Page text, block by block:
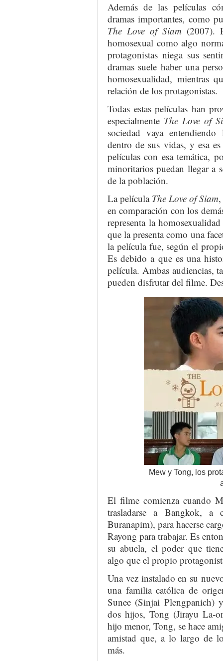
Además de las películas
dramas importantes, como
The Love of Siam (2007).
homosexual como algo
protagonistas niega sus
dramas suele haber una
homosexualidad, mientras
relación de los protagonistas.
Todas estas películas han
especialmente The Love of
sociedad vaya
dentro de sus vidas, y esa
películas con esa temática,
minoritarios puedan llegar a
de la población.
La película The Love of Siam
en comparación con los
representa la
que la presenta como una
la película fue, según el
Es debido a que es una
película. Ambas audiencias,
pueden disfrutar del filme.
Mew y Tong, los
El filme comienza cuando
trasladarse a Bangkok,
Buranapim), para hacerse
Rayong para trabajar. Es
su abuela, el poder que
algo que el propio
Una vez instalado en su
una familia católica de
Sunee (Sinjai Plengpanich)
dos hijos, Tong (Jirayu La-
hijo menor, Tong, se hace
amistad que, a lo largo de
más.